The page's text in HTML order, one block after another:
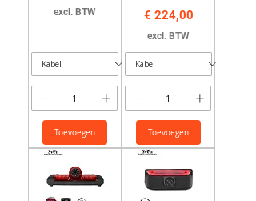
excl. BTW
Toevoegen
Prijs
€ 224,00
excl. BTW
Toevoegen